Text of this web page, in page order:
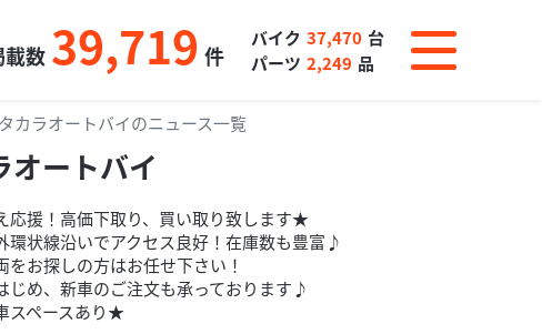
載数 39,719 件
バイク 37,470 台
パーツ 2,249 品
タカラオートバイのニュース一覧
オートバイ
応援！高価下取り、買い取り致します★
環状線沿いでアクセス良好！在庫数も豊富♪
をお探しの方はお任せ下さい！
じめ、新車のご注文も承っております♪
スペースあり★